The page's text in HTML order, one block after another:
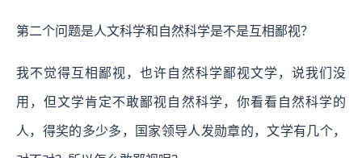
第二个问题是人文科学和自然科学是不是互相鄙视？
我不觉得互相鄙视，也许自然科学鄙视文学，说我们没
用，但文学肯定不敢鄙视自然科学，你看看自然科学的
人，得奖的多少多，国家领导人发勋章的，文学有几个，